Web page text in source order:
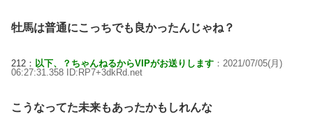
牡馬は普通にこっちでも良かったんじゃね？
212： 以下、？ちゃんねるからVIPがお送りします ：2021/07/05(月)
06:27:31.358 ID:RP7+3dkRd.net
こうなってた未来もあったかもしれんな